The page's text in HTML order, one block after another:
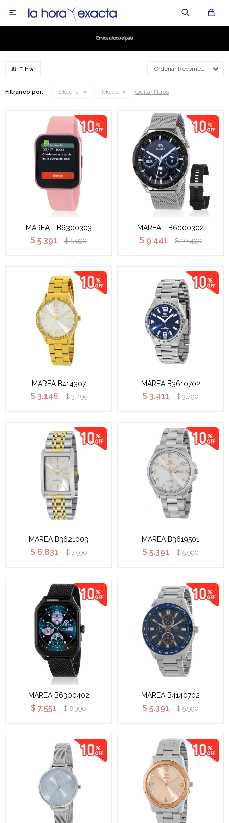

Recomendados
Filtrando por: Relojería Relojes Quitar filtros
MAREA - B6300303
$ 5.391 $ 5.990
MAREA - B6000302
$ 9.441 $ 10.490
MAREA B414307
$ 3.146 $ 3.495
MAREA B3610702
$ 3.411 $ 3.790
MAREA B3621003
$ 6.831 $ 7.590
MAREA B3619501
$ 5.391 $ 5.990
MAREA B6300402
$ 7.551 $ 8.390
MAREA B4140702
$ 5.391 $ 5.990